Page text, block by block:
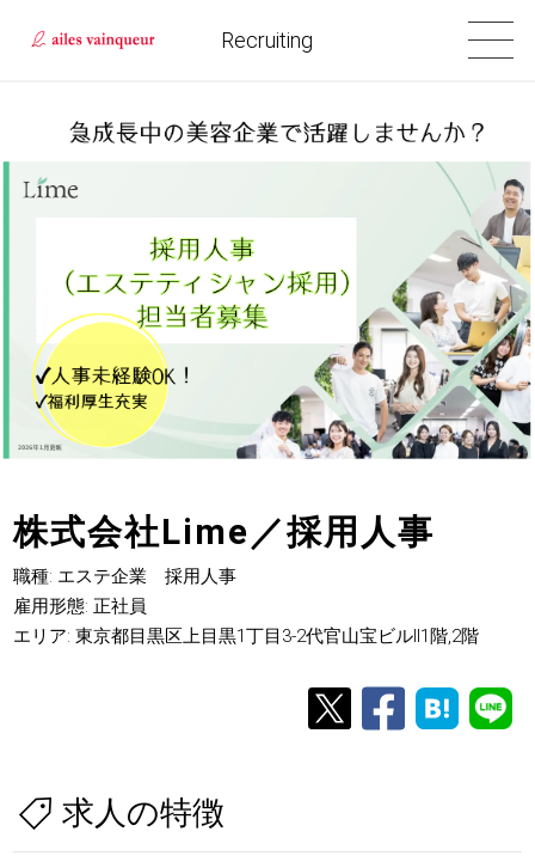
Recruiting
株式会社Lime／採用人事
職種: エステ企業 採用人事
雇用形態: 正社員
エリア: 東京都目黒区上目黒1丁目3-2代官山宝ビルⅡ1階,2階
求人の特徴